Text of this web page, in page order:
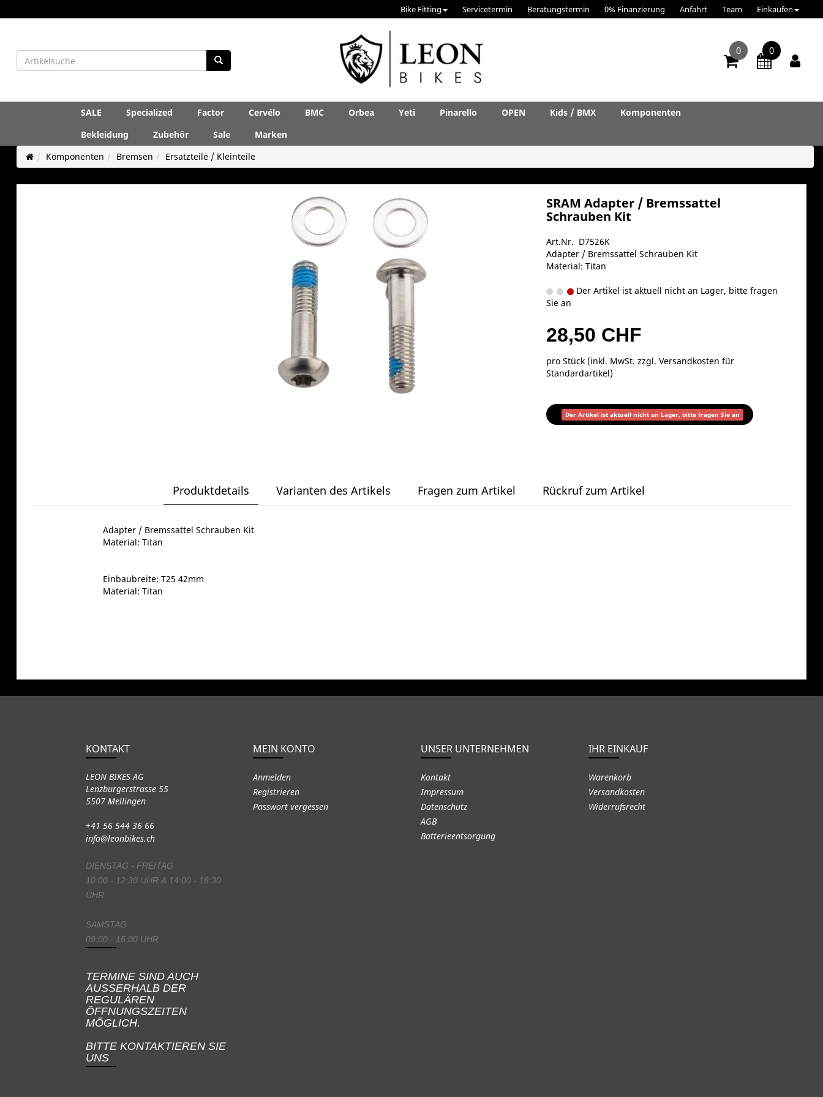
Bike Fitting Servicetermin Beratungstermin 0% Finanzierung Anfahrt Team Einkaufen
0 0
SALE Specialized Factor Cervélo BMC Orbea Yeti Pinarello OPEN Kids / BMX
Komponenten
Bekleidung
Zubehör Sale
Marken
Komponenten
Bremsen Ersatzteile / Kleinteile
SRAM Adapter / Bremssattel
Schrauben Kit
Art.Nr. D7526K
Adapter / Bremssattel Schrauben Kit
Material: Titan
Der Artikel ist aktuell nicht an Lager, bitte fragen
Sie an
28,50 CHF
pro Stück (inkl. MwSt. zzgl.Versandkosten für
Standardartikel)
Der Artikel ist aktuell nicht an Lager, bitte fragen Sie an
Produktdetails Varianten des Artikels Fragen zum Artikel Rückruf zum Artikel
Adapter / Bremssattel Schrauben Kit
Material: Titan
Einbaubreite: T25 42mm
Material: Titan
KONTAKT
LEON BIKES AG
Lenzburgerstrasse 55
5507 Mellingen
+41 56 544 36 66
info@leonbikes.ch
DIENSTAG - FREITAG
10:00 - 12:30 UHR & 14:00 - 18:30
UHR
SAMSTAG
09:00 - 15:00 UHR
TERMINE SIND AUCH
AUSSERHALB DER
REGULÄREN
ÖFFNUNGSZEITEN
MÖGLICH.
BITTE KONTAKTIEREN SIE
UNS
MEIN KONTO
Anmelden
Registrieren
Passwort vergessen
UNSER UNTERNEHMEN
Kontakt
Impressum
Datenschutz
AGB
Batterieentsorgung
IHR EINKAUF
Warenkorb
Versandkosten
Widerrufsrecht